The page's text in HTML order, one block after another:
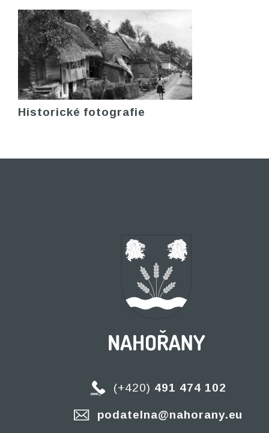
Historické fotografie
(+420) 491 474 102
podatelna@nahorany.eu